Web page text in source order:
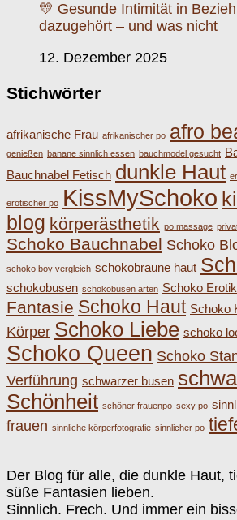
💛 Gesunde Intimität in
dazugehört – und was nicht
12. Dezember 2025
Stichwörter
afrikanische Frau afrikanischer po afro
genießen banane sinnlich essen bauchmodel gesucht
Bauchnabel Fetisch dunkle Haut
erotischer po KissMySchoko
blog körperästhetik po massage
Schoko Bauchnabel Schoko
schoko boy vergleich schokobraune haut
schokobusen schokobusen arten Schoko Erotik
Fantasie Schoko Haut Schoko
Körper Schoko Liebe schoko
Schoko Queen Schoko
Verführung schwarzer busen
Schönheit schöner frauenpo sexy po
frauen sinnliche körperfotografie sinnlicher po
Der Blog für alle, die dunkle Haut,
süße Fantasien lieben.
Sinnlich. Frech. Und immer ein